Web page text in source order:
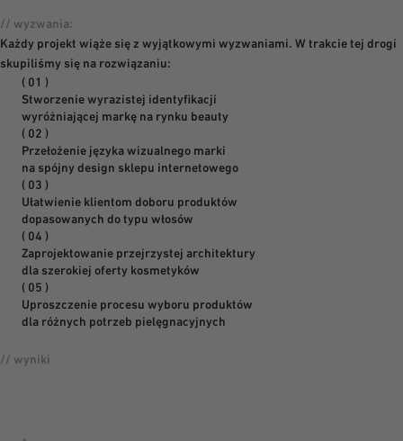
// wyzwania:
Każdy projekt wiąże się z wyjątkowymi wyzwaniami. W trakcie tej drogi
skupiliśmy się na rozwiązaniu:
( 01 )
Stworzenie wyrazistej identyfikacji
wyróżniającej markę na rynku beauty
( 02 )
Przełożenie języka wizualnego marki
na spójny design sklepu internetowego
( 03 )
Ułatwienie klientom doboru produktów
dopasowanych do typu włosów
( 04 )
Zaprojektowanie przejrzystej architektury
dla szerokiej oferty kosmetyków
( 05 )
Uproszczenie procesu wyboru produktów
dla różnych potrzeb pielęgnacyjnych
// wyniki